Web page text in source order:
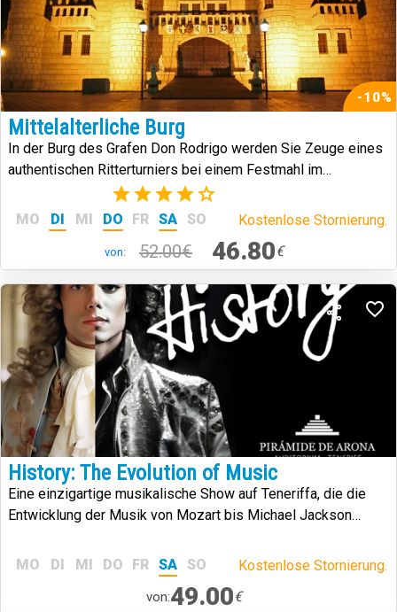
-10%
Mittelalterliche Burg
In der Burg des Grafen Don Rodrigo werden Sie Zeuge eines
authentischen Ritterturniers bei einem Festmahl im
mittelalterlichen Stil.
(7)
MO DI MI DO FR SA SO Kostenlose Stornierung.
von: 52.00€ 46.80€
History: The Evolution of Music
Eine einzigartige musikalische Show auf Teneriffa, die die
Entwicklung der Musik von Mozart bis Michael Jackson
MO
DI MI DO FR SA SO Kostenlose Stornierung.
von:49.00€